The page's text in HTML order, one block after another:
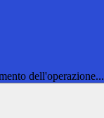
dell'operazione...